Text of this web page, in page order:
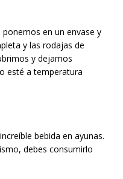
en un envase y
y las rodajas de
y dejamos
esté a temperatura
bebida en ayunas.
debes consumirlo